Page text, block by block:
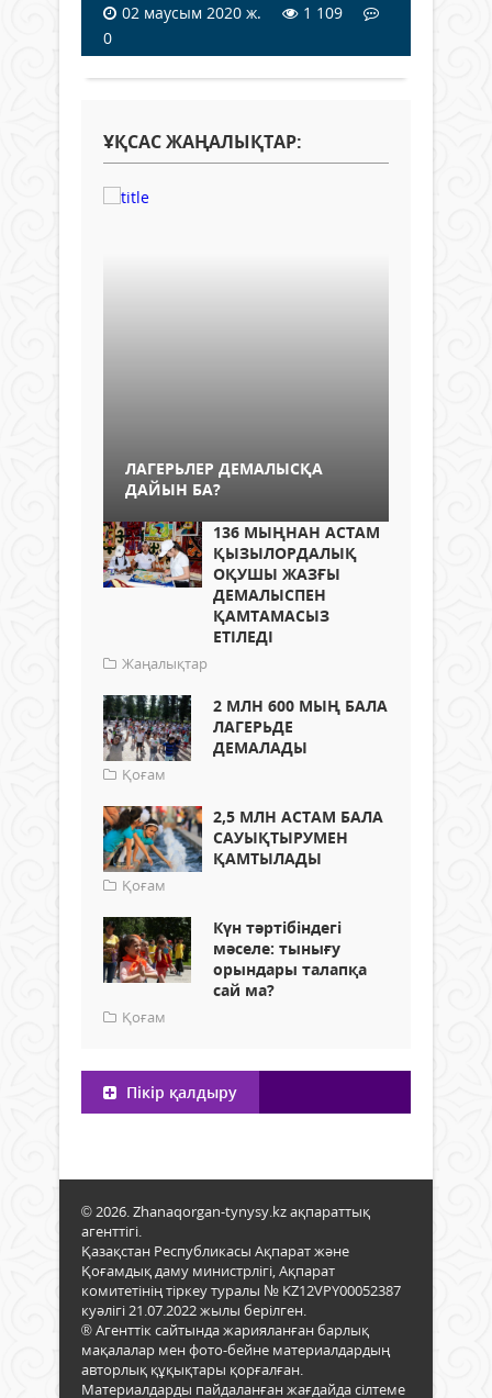
02 маусым 2020 ж.
1 109
0
ҰҚСАС ЖАҢАЛЫҚТАР:
ЛАГЕРЬЛЕР ДЕМАЛЫСҚА
ДАЙЫН БА?
136 МЫҢНАН АСТАМ
ҚЫЗЫЛОРДАЛЫҚ
ОҚУШЫ ЖАЗҒЫ
ДЕМАЛЫСПЕН
ҚАМТАМАСЫЗ
ЕТІЛЕДІ
Жаңалықтар
2 МЛН 600 МЫҢ БАЛА
ЛАГЕРЬДЕ
ДЕМАЛАДЫ
Қоғам
2,5 МЛН АСТАМ БАЛА
САУЫҚТЫРУМЕН
ҚАМТЫЛАДЫ
Қоғам
Күн тәртібіндегі
мәселе: тынығу
орындары талапқа
сай ма?
Қоғам
Пікір қалдыру
© 2026. Zhanaqorgan-tynysy.kz ақпараттық
агенттігі.
Қазақстан Республикасы Ақпарат және
Қоғамдық даму министрлігі, Ақпарат
комитетінің тіркеу туралы № KZ12VPY00052387
куәлігі 21.07.2022 жылы берілген.
® Агенттік сайтында жарияланған барлық
мақалалар мен фото-бейне материалдардың
авторлық құқықтары қорғалған.
Материалдарды пайдаланған жағдайда сілтеме